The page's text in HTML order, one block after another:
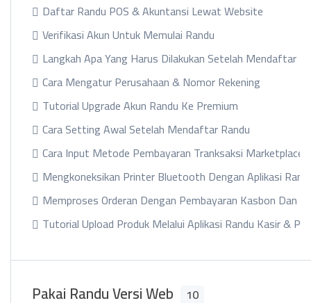
Daftar Randu POS & Akuntansi Lewat Website
Verifikasi Akun Untuk Memulai Randu
Langkah Apa Yang Harus Dilakukan Setelah Mendaftar
Cara Mengatur Perusahaan & Nomor Rekening
Tutorial Upgrade Akun Randu Ke Premium
Cara Setting Awal Setelah Mendaftar Randu
Cara Input Metode Pembayaran Tranksaksi Marketplace
Mengkoneksikan Printer Bluetooth Dengan Aplikasi
Memproses Orderan Dengan Pembayaran Kasbon Dan
Tutorial Upload Produk Melalui Aplikasi Randu Kasir &
Pakai Randu Versi Web
10